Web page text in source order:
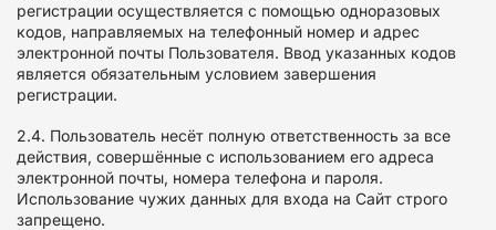
регистрации осуществляется с помощью одноразовых
кодов, направляемых на телефонный номер и адрес
электронной почты Пользователя. Ввод указанных кодов
является обязательным условием завершения
регистрации.
2.4. Пользователь несёт полную ответственность за все
действия, совершённые с использованием его адреса
электронной почты, номера телефона и пароля.
Использование чужих данных для входа на Сайт строго
запрещено.